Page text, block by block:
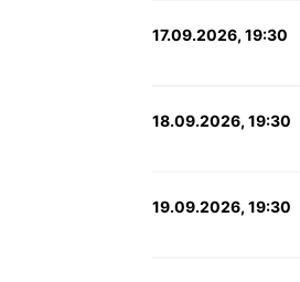
17.09.2026, 19:30
18.09.2026, 19:30
19.09.2026, 19:30